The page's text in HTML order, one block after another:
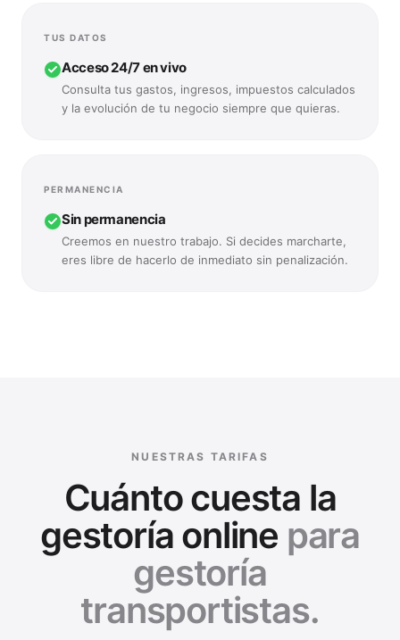
TUS DATOS
Acceso 24/7 en vivo
Consulta tus gastos, ingresos, impuestos calculados
y la evolución de tu negocio siempre que quieras.
PERMANENCIA
Sin permanencia
Creemos en nuestro trabajo. Si decides marcharte,
eres libre de hacerlo de inmediato sin penalización.
NUESTRAS TARIFAS
Cuánto cuesta la
gestoría online para
gestoría
transportistas.